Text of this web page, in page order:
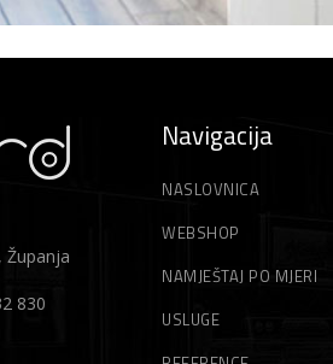
Županja
830
Navigacija
NASLOVNICA
WEBSHOP
NAMJEŠTAJ PO MJERI
USLUGE